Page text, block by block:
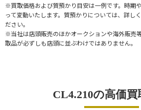
※買取価格および質預かり目安は一例です。時期
って変動いたします。質預かりについては、詳し
ださい。
※当社は店頭販売のほかオークションや海外販売
取品が必ずしも店頭に並ぶわけではありません。
CL4.210の高価買